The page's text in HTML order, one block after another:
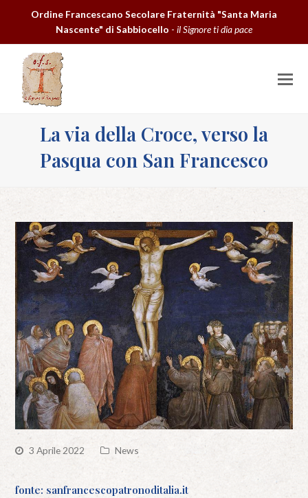
Ordine Francescano Secolare Fraternità "Santa Maria
Nascente" di Sabbiocello - il Signore ti dia pace
La via della Croce, verso la
Pasqua con San Francesco
3 Aprile 2022 News
fonte: sanfrancescopatronoditalia.it